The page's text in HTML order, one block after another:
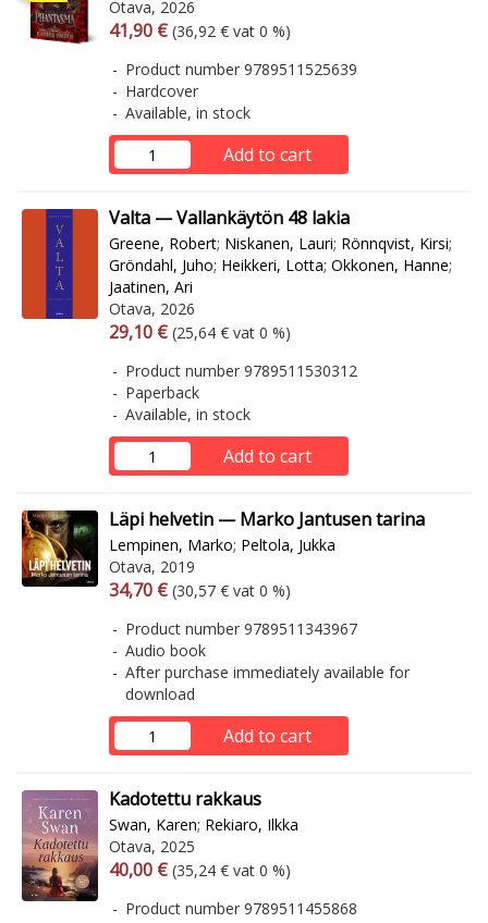
Otava, 2026
Arvonlisäverollinen hinta
41,90 € Excl. vat
(36,92 € vat 0 %)
Product number 9789511525639
Hardcover
Available, in stock
Add to cart
Valta — Vallankäytön 48 lakia
Greene, Robert; Niskanen, Lauri; Rönnqvist, Kirsi;
Gröndahl, Juho; Heikkeri, Lotta; Okkonen, Hanne;
Jaatinen, Ari
Otava, 2026
Arvonlisäverollinen hinta
29,10 € Excl. vat
(25,64 € vat 0 %)
Product number 9789511530312
Paperback
Available, in stock
Add to cart
Läpi helvetin — Marko Jantusen tarina
Lempinen, Marko; Peltola, Jukka
Otava, 2019
Arvonlisäverollinen hinta
34,70 € Excl. vat
(30,57 € vat 0 %)
Product number 9789511343967
Audio book
After purchase immediately available for
download
Add to cart
Kadotettu rakkaus
Swan, Karen; Rekiaro, Ilkka
Otava, 2025
Arvonlisäverollinen hinta
40,00 € Excl. vat
(35,24 € vat 0 %)
Product number 9789511455868